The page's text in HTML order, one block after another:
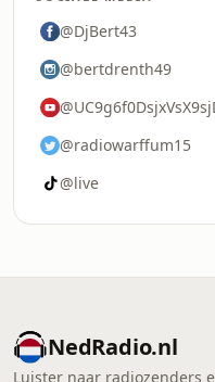
@DjBert43
@bertdrenth49
@radiowarffum15
@live
NedRadio.nl
Luister naar radiozenders